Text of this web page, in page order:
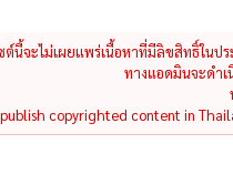
ต์นี้จะไม่เผยแพร่เนื้อหาที่มีลิขสิทธิ์ในป
ทางแอดมินจะดำ
copyrighted content in